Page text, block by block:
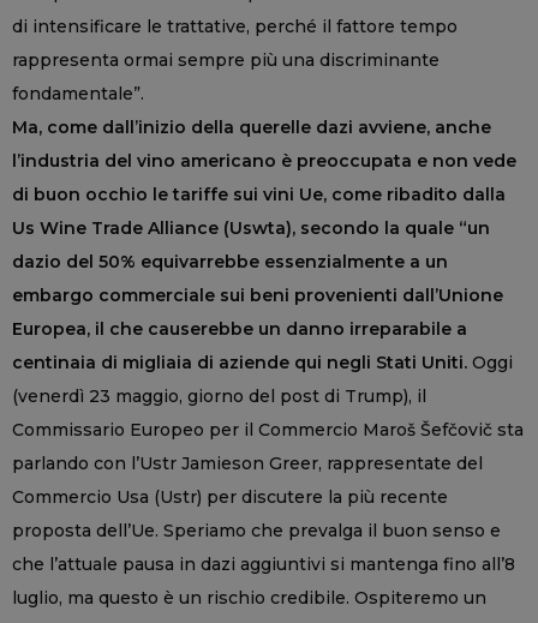
di intensificare le trattative, perché il fattore tempo
rappresenta ormai sempre più una discriminante
fondamentale”.
Ma, come dall’inizio della querelle dazi avviene, anche
l’industria del vino americano è preoccupata e non vede
di buon occhio le tariffe sui vini Ue, come ribadito dalla
Us Wine Trade Alliance (Uswta), secondo la quale “un
dazio del 50% equivarrebbe essenzialmente a un
embargo commerciale sui beni provenienti dall’Unione
Europea, il che causerebbe un danno irreparabile a
centinaia di migliaia di aziende qui negli Stati Uniti. Oggi
(venerdì 23 maggio, giorno del post di Trump), il
Commissario Europeo per il Commercio Maroš Šefčovič sta
parlando con l’Ustr Jamieson Greer, rappresentate del
Commercio Usa (Ustr) per discutere la più recente
proposta dell’Ue. Speriamo che prevalga il buon senso e
che l’attuale pausa in dazi aggiuntivi si mantenga fino all’8
luglio, ma questo è un rischio credibile. Ospiteremo un